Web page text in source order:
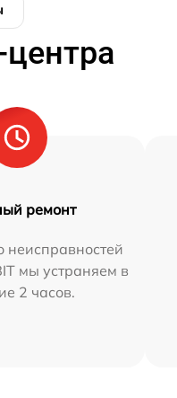
ремонт
неисправностей
мы устраняем в
2 часов.